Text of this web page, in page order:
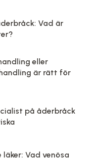
Vad är
eller
är rätt för
på åderbråck
läker: Vad venösa